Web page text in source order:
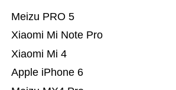
Apple iPhone 6
Xiaomi Mi 4
Xiaomi Mi Note Pro
Meizu PRO 5